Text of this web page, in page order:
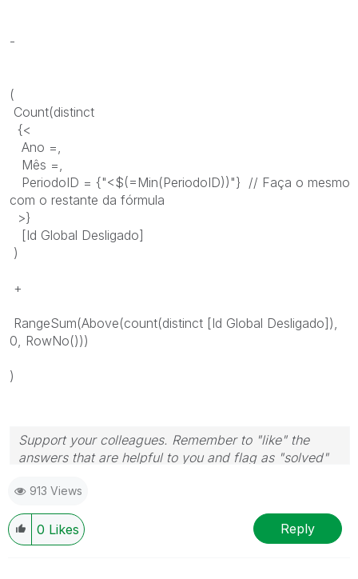
-
(
Count(distinct
{<
Ano =,
Mês =,
PeriodoID = {"<$(=Min(PeriodoID))"} // Faça o mesmo
com o restante da fórmula
>}
[Id Global Desligado]
)
+
RangeSum(Above(count(distinct [Id Global Desligado]),
0, RowNo()))
)
Support your colleagues. Remember to "like" the
answers that are helpful to you and flag as "solved"
913 Views
0 Likes Reply